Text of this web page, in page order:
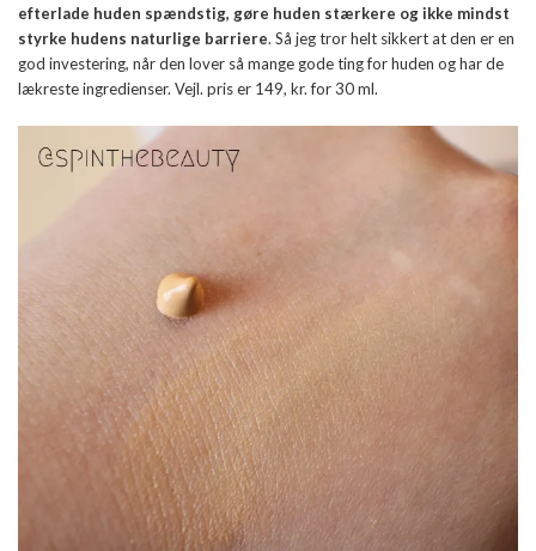
efterlade huden spændstig, gøre huden stærkere og ikke mindst
styrke hudens naturlige barriere. Så jeg tror helt sikkert at den er en
god investering, når den lover så mange gode ting for huden og har de
lækreste ingredienser. Vejl. pris er 149, kr. for 30 ml.